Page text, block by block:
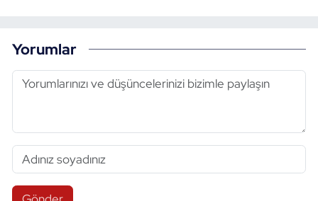
Yorumlar